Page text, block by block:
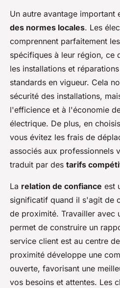
Un autre avantage important
des normes locales. Les
comprennent parfaitement
spécifiques à leur région, ce
les installations et
standards en vigueur. Cela
sécurité des installations,
l'efficience et à l'économie
électrique. De plus, en
vous évitez les frais de
associés aux professionnels
traduit par des tarifs
La relation de confiance est
significatif quand il s'agit de
de proximité. Travailler avec
permet de construire un
service client est au centre
proximité développe une
ouverte, favorisant une
vos besoins et attentes. Les